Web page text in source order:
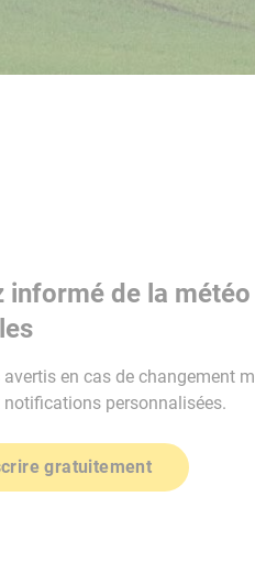
informé de la
avertis en cas de changement
notifications personnalisées.
gratuitement